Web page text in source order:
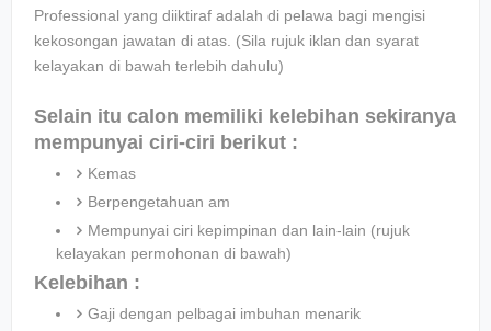
Professional yang diiktiraf adalah di pelawa bagi mengisi
kekosongan jawatan di atas. (Sila rujuk iklan dan syarat
kelayakan di bawah terlebih dahulu)
Selain itu calon memiliki kelebihan sekiranya
mempunyai ciri-ciri berikut :
Kemas
Berpengetahuan am
Mempunyai ciri kepimpinan dan lain-lain (rujuk
kelayakan permohonan di bawah)
Kelebihan :
Gaji dengan pelbagai imbuhan menarik